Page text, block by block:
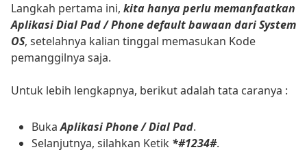
Langkah pertama ini, kita hanya perlu memanfaatkan
Aplikasi Dial Pad / Phone default bawaan dari System
OS, setelahnya kalian tinggal memasukan Kode
pemanggilnya saja.
Untuk lebih lengkapnya, berikut adalah tata caranya :
BukaAplikasi Phone / Dial Pad.
Selanjutnya, silahkan Ketik *#1234#.